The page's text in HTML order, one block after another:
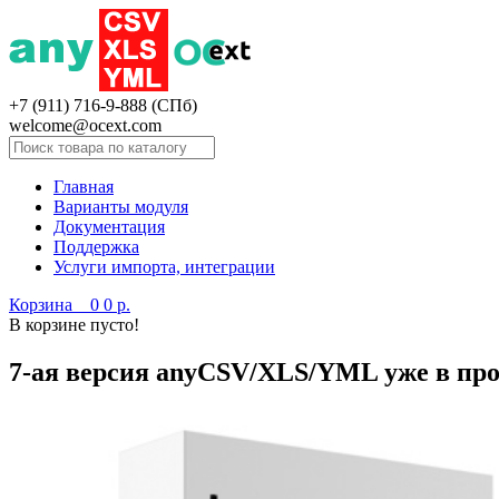
+7 (911) 716-9-888 (СПб)
welcome@ocext.com
Главная
Варианты модуля
Документация
Поддержка
Услуги импорта, интеграции
Корзина
0 0 р.
В корзине пусто!
7-ая версия anyCSV/XLS/YML уже в